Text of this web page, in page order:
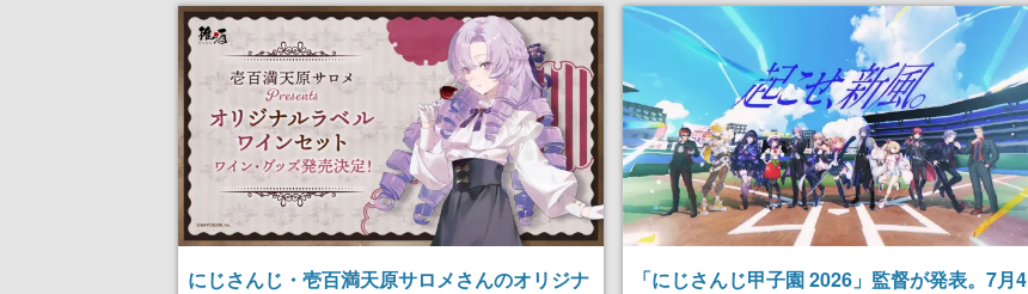
にじさんじ・壱百満天原サロメさんのオリジナ
「にじさんじ甲子園 2026」監督が発表。7月4